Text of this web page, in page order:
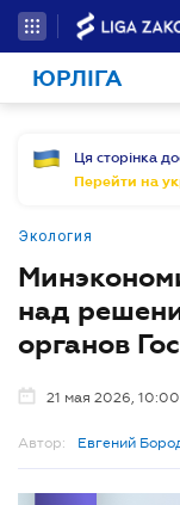
ЮРЛІГА
Ця сторінка
Перейти на
Экология
над
органов
21 мая 2026, 10:00
Автор: Евгений